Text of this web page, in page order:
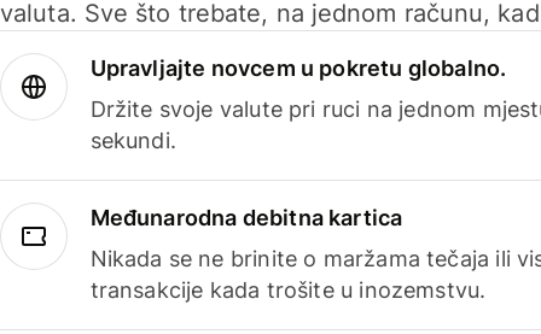
valuta. Sve što trebate, na jednom računu,
Upravljajte novcem u pokretu globalno.
Držite svoje valute pri ruci na jednom
sekundi.
Međunarodna debitna kartica
Nikada se ne brinite o maržama tečaja ili
transakcije kada trošite u inozemstvu.